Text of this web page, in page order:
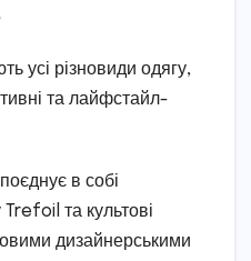
усі різновиди одягу,
та лайфстайл-
в собі
та культові
дизайнерськими